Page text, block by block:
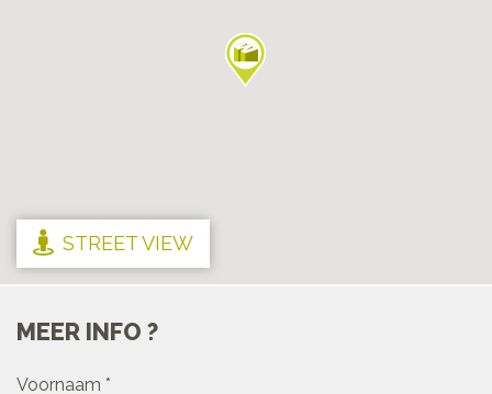
STREET VIEW
MEER INFO ?